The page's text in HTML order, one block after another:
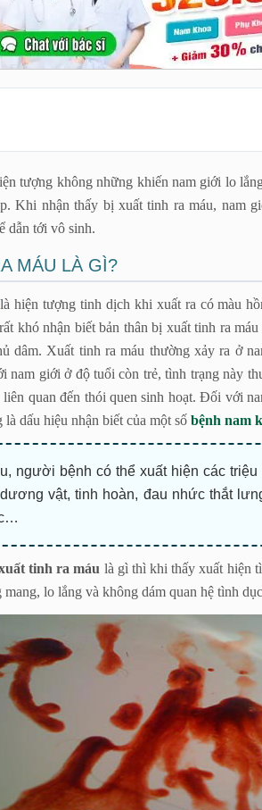
tinh từ đâu?
tinh ra máu?
tinh ra máu?
tượng không những khiến nam giới lo
Khi nhận thấy bị xuất tinh ra máu, nam
dẫn tới vô sinh.
MÁU LÀ GÌ?
là hiện tượng tinh dịch khi xuất ra có màu
khó nhận biết bản thân bị xuất tinh ra
dâm. Xuất tinh ra máu thường xảy ra ở
nam giới ở độ tuổi còn trẻ, tình trạng này
quan đến thói quen sinh hoạt. Đối với
là dấu hiệu nhận biết của một sốbệnh nam
người bệnh có thể xuất hiện các
vật, tinh hoàn, đau nhức thắt
tinh ra máu là gì thì khi thấy xuất hiện
lo lắng và không dám quan hệ tình